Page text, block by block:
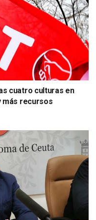
cuatro culturas en
más recursos